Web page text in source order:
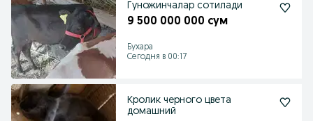
Гуножинчалар сотилади
9 500 000 000 сум
Бухара
Сегодня в 00:17
Кролик черного цвета
домашний